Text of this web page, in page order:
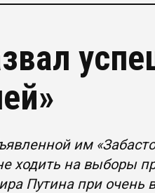
им
ходить на выборы
Путина при очень